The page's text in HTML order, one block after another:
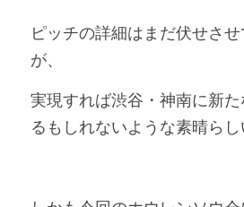
ピッチの詳細はまだ伏せさ
が、
実現すれば渋谷・神南に新
るもしれないような素晴らし